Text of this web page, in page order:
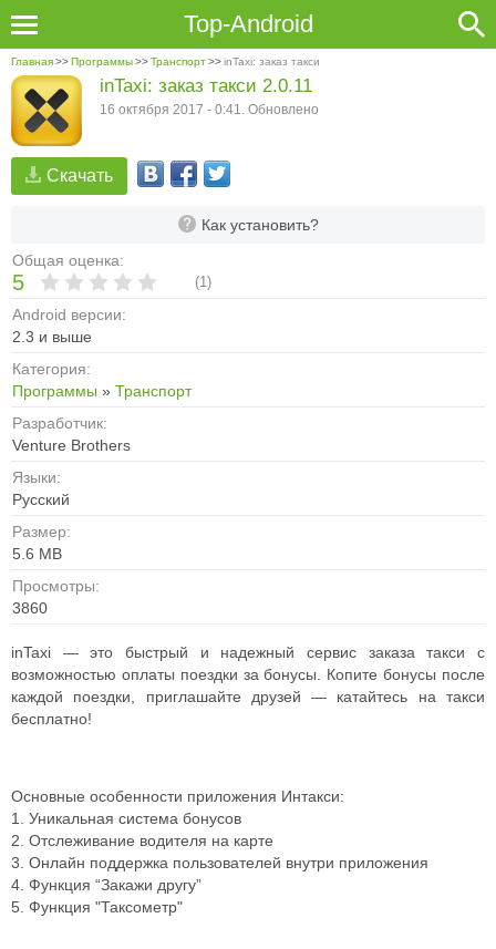
Top-Android
Главная>>Программы>>Транспорт>>inTaxi: заказ такси
Скачать
Как установить?
Общая оценка:
5 (1)
Android версии:
2.3 и выше
Категория:
Программы » Транспорт
Разработчик:
Venture Brothers
Языки:
Русский
Размер:
5.6 MB
Просмотры:
3860
inTaxi: заказ такси 2.0.11
16 октября 2017 - 0:41. Обновлено
inTaxi — это быстрый и надежный сервис заказа такси с
возможностью оплаты поездки за бонусы. Копите бонусы после
каждой поездки, приглашайте друзей — катайтесь на такси
бесплатно!
Основные особенности приложения Интакси:
1. Уникальная система бонусов
2. Отслеживание водителя на карте
3. Онлайн поддержка пользователей внутри приложения
4. Функция “Закажи другу”
5. Функция "Таксометр"